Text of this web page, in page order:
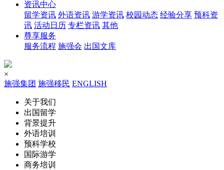
资讯中心
留学资讯 外语资讯 游学资讯 校园动态 经验分享 预科资
讯 活动日历 专栏资讯 其他
尊享服务
服务流程 施强会 出国文库
×
施强集团 施强移民 ENGLISH
关于我们
出国留学
背景提升
外语培训
预科学校
国际游学
商务培训